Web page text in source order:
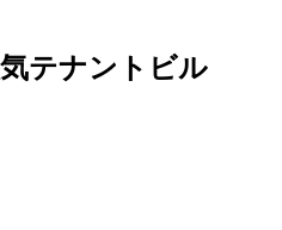
テナントビル